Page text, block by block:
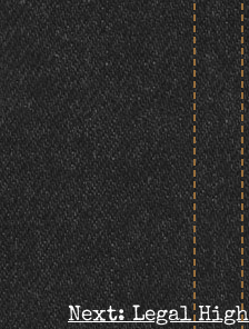
Next: Legal High